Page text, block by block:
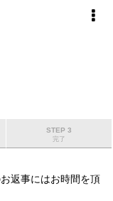
STEP 3
完了
返事にはお時間を頂